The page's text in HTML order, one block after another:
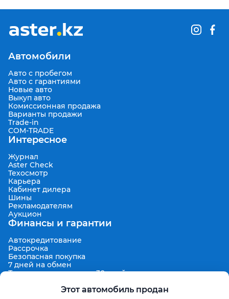
Этот автомобиль продан
Автомобили
Авто с пробегом
Авто с гарантиями
Новые авто
Выкуп авто
Комиссионная продажа
Варианты продажи
Trade-in
COM-TRADE
Интересное
Журнал
Aster Check
Техосмотр
Карьера
Кабинет дилера
Шины
Рекламодателям
Аукцион
Финансы и гарантии
Автокредитование
Рассрочка
Безопасная покупка
7 дней на обмен
Техническая гарантия 30 дней
Гарантированная цена выкупа